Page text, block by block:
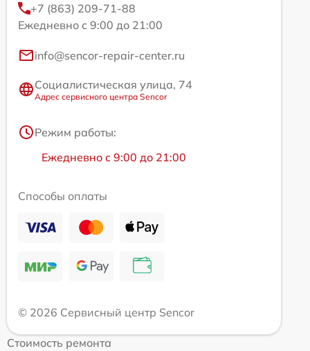
+7 (863) 209-71-88
Ежедневно с 9:00 до 21:00
info@sencor-repair-center.ru
Социалистическая улица, 74
Адрес сервисного центра Sencor
Режим работы:
Ежедневно с 9:00 до 21:00
Способы оплаты
© 2026 Сервисный центр Sencor
Стоимость ремонта